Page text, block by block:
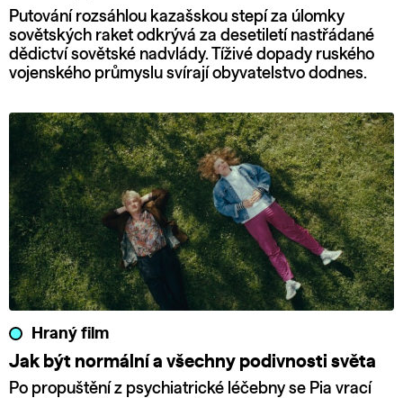
Putování rozsáhlou kazašskou stepí za úlomky
sovětských raket odkrývá za desetiletí nastřádané
dědictví sovětské nadvlády. Tíživé dopady ruského
vojenského průmyslu svírají obyvatelstvo dodnes.
Hraný film
Jak být normální a všechny podivnosti světa
Po propuštění z psychiatrické léčebny se Pia vrací